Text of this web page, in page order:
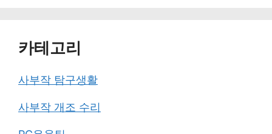
카테고리
사부작 탐구생활
사부작 개조 수리